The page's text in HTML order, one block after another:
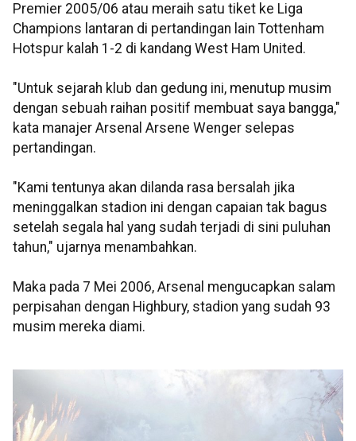
Premier 2005/06 atau meraih satu tiket ke Liga
Champions lantaran di pertandingan lain Tottenham
Hotspur kalah 1-2 di kandang West Ham United.
"Untuk sejarah klub dan gedung ini, menutup musim
dengan sebuah raihan positif membuat saya bangga,"
kata manajer Arsenal Arsene Wenger selepas
pertandingan.
"Kami tentunya akan dilanda rasa bersalah jika
meninggalkan stadion ini dengan capaian tak bagus
setelah segala hal yang sudah terjadi di sini puluhan
tahun," ujarnya menambahkan.
Maka pada 7 Mei 2006, Arsenal mengucapkan salam
perpisahan dengan Highbury, stadion yang sudah 93
musim mereka diami.